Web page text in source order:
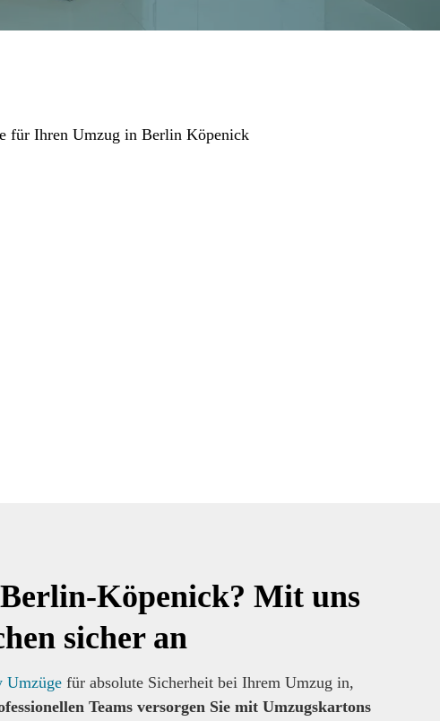
Köpenick? Mit uns
sicher an
Umzüge für absolute Sicherheit bei Ihrem Umzug in,
Teams versorgen Sie mit Umzugskartons